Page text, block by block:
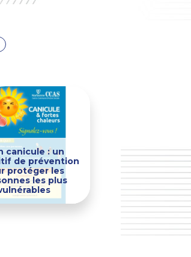
canicule : un
de prévention
protéger les
les plus